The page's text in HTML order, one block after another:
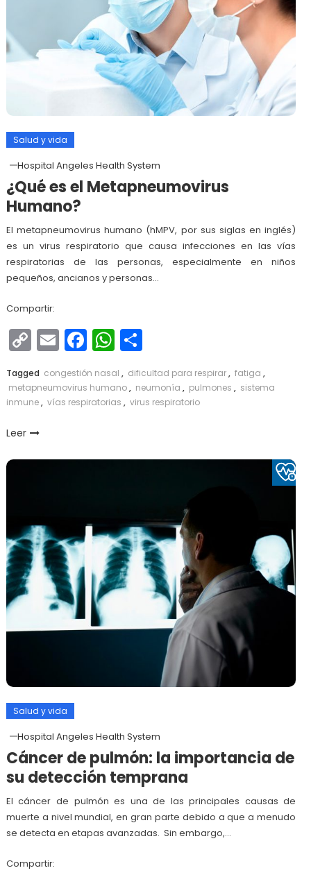
Salud y vida
Hospital Angeles Health System
¿Qué es el Metapneumovirus
Humano?
El metapneumovirus humano (hMPV, por sus siglas en inglés)
es un virus respiratorio que causa infecciones en las vías
respiratorias de las personas, especialmente en niños
pequeños, ancianos y personas…
Compartir:
Copy
Link
EmailFacebook
WhatsApp
Compartir
Tagged congestión nasal , dificultad para respirar, fatiga ,
metapneumovirus humano, neumonía , pulmones , sistema
inmune, vías respiratorias , virus respiratorio
Leer
Salud y vida
Hospital Angeles Health System
Cáncer de pulmón: la importancia de
su detección temprana
El cáncer de pulmón es una de las principales causas de
muerte a nivel mundial, en gran parte debido a que a menudo
se detecta en etapas avanzadas. Sin embargo,…
Compartir: